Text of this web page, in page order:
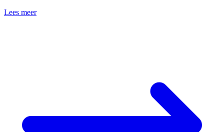
Lees meer